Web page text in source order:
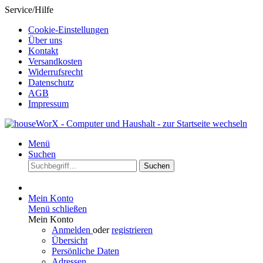
Service/Hilfe
Cookie-Einstellungen
Über uns
Kontakt
Versandkosten
Widerrufsrecht
Datenschutz
AGB
Impressum
Menü
Suchen
Suchen
Mein Konto
Menü schließen
Mein Konto
Anmelden oderregistrieren
Übersicht
Persönliche Daten